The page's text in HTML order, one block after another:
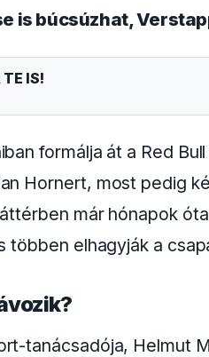
is búcsúzhat,
IS!
formálja át a Red
Hornert, most pedig
már hónapok
többen elhagyják a
tanácsadója, Helmut